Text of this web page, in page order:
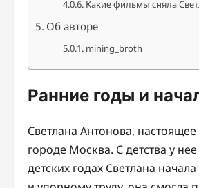
Какие фильмы сняла
Об авторе
mining_broth
Ранние годы и
Светлана Антонова,
городе Москва. С детства у
детских годах Светлана